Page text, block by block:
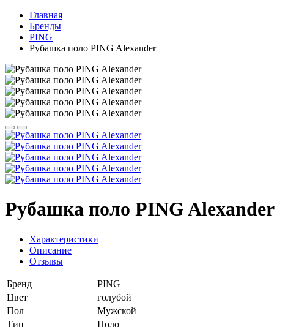
Главная
Бренды
PING
Рубашка поло PING Alexander
Рубашка поло PING Alexander
Характеристики
Описание
Отзывы
Бренд
PING
Цвет
голубой
Пол
Мужской
Тип
Поло